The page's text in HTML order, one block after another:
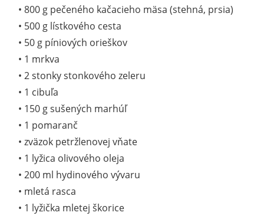
• 800 g pečeného kačacieho mäsa (stehná, prsia)
• 500 g lístkového cesta
• 50 g píniových orieškov
• 1 mrkva
• 2 stonky stonkového zeleru
• 1 cibuľa
• 150 g sušených marhúľ
• 1 pomaranč
• zväzok petržlenovej vňate
• 1 lyžica olivového oleja
• 200 ml hydinového vývaru
• mletá rasca
• 1 lyžička mletej škorice